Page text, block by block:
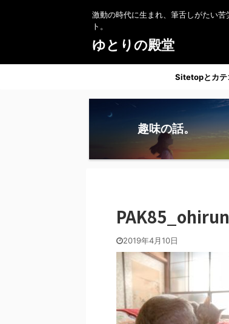
激動の時代に生まれ、筆舌しがたい
ト。
ゆとりの殿堂
Sitetopとカテ
趣味の話。
2019年4月10日